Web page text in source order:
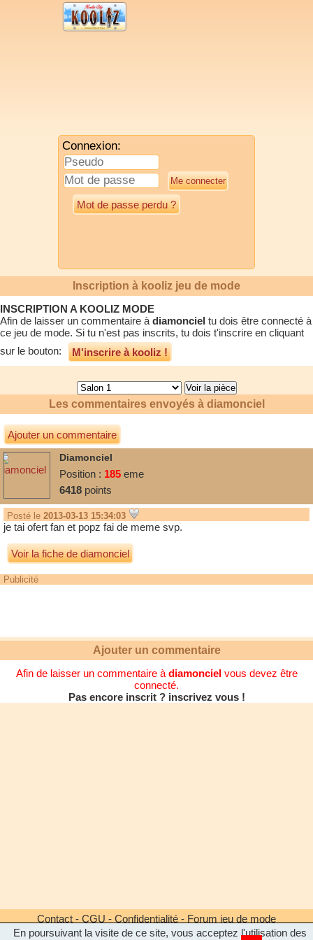
Connexion:
Mot de passe perdu ?
Inscription à kooliz jeu de mode
INSCRIPTION A KOOLIZ MODE
Afin de laisser un commentaire à diamonciel tu dois être connecté à
ce jeu de mode. Si tu n'est pas inscrits, tu dois t'inscrire en cliquant
sur le bouton:
M'inscrire à kooliz !
Les commentaires envoyés à diamonciel
Ajouter un commentaire
Diamonciel
Position : 185 eme
6418 points
Posté le 2013-03-13 15:34:03
je tai ofert fan et popz fai de meme svp.
Voir la fiche de diamonciel
Publicité
Ajouter un commentaire
Afin de laisser un commentaire à diamoncielvous devez être
connecté.
Pas encore inscrit ? inscrivez vous !
Contact - CGU - Confidentialité - Forum jeu de mode
En poursuivant la visite de ce site, vous acceptez l'utilisation des